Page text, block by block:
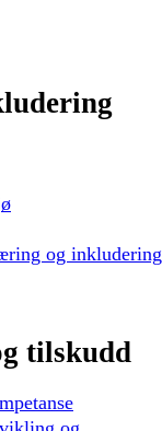
og inkludering
tilskudd